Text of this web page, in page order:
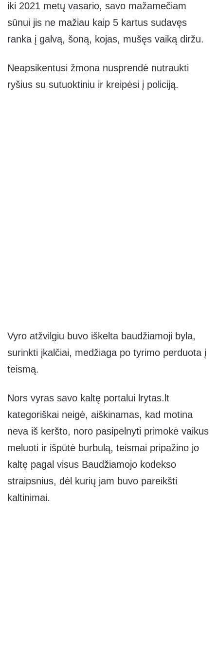
iki 2021 metų vasario, savo mažamečiam
sūnui jis ne mažiau kaip 5 kartus sudavęs
ranka į galvą, šoną, kojas, mušęs vaiką diržu.
Neapsikentusi žmona nusprendė nutraukti
ryšius su sutuoktiniu ir kreipėsi į policiją.
Vyro atžvilgiu buvo iškelta baudžiamoji byla,
surinkti įkalčiai, medžiaga po tyrimo perduota į
teismą.
Nors vyras savo kaltę portalui lrytas.lt
kategoriškai neigė, aiškinamas, kad motina
neva iš keršto, noro pasipelnyti primokė vaikus
meluoti ir išpūtė burbulą, teismai pripažino jo
kaltę pagal visus Baudžiamojo kodekso
straipsnius, dėl kurių jam buvo pareikšti
kaltinimai.